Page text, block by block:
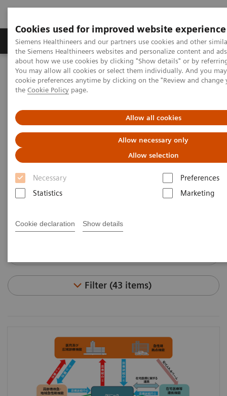
Cookies used for improved website experience
Siemens Healthineers and our partners use cookies and other
the Siemens Healthineers websites and personalize content and
about how we use cookies by clicking "Show details" or by
You may allow all cookies or select them individually. And you
cookie preferences anytime by clicking on the "Review and
the Cookie Policy page.
Allow all cookies
Allow necessary only
Allow selection
Necessary
Preferences
Statistics
Marketing
Cookie declaration Show details
製品＆サービス サポート情報 Insights
ホーム
製品＆サービス
診療所・地域密着型病院のためのソリューション
地域医療お役立ちコンテンツ
トピックス一覧
Filterを押していただくと、トピックス（業務改
善、病診連携など）または
（CT、MRI、尿
検査など）で検索できます。
Filter (43 items)